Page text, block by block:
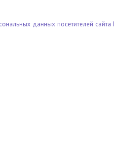
данных посетителей